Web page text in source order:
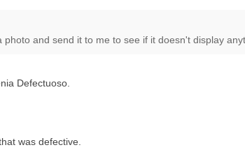
and send it to me to see if it doesn't display
Defectuoso.
was defective.